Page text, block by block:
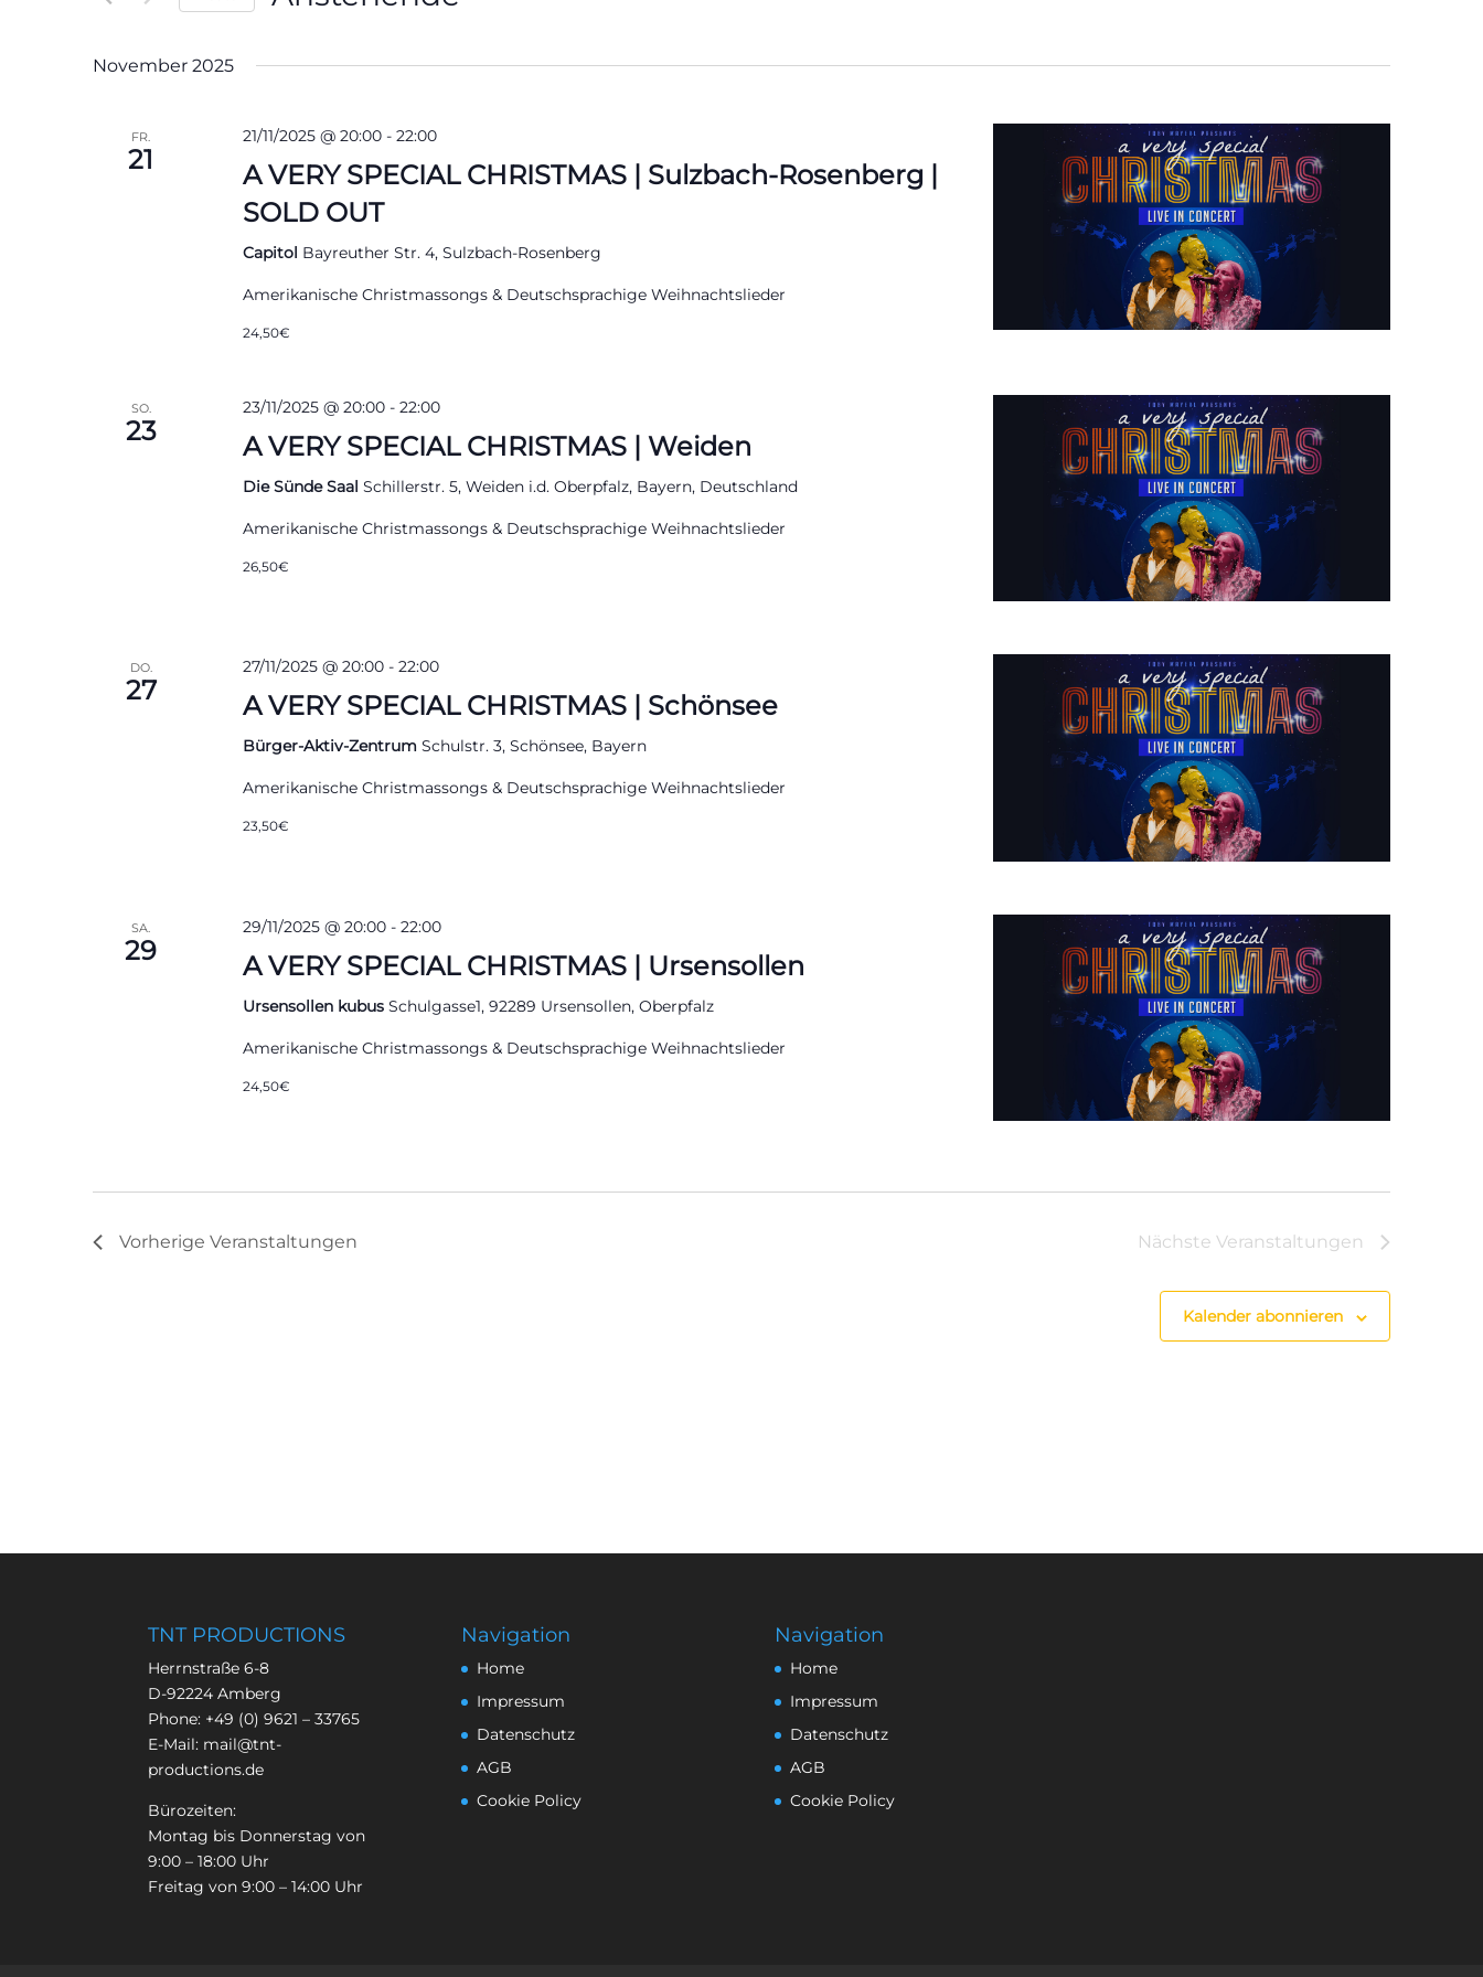
November 2025
FR.
21
21/11/2025 @ 20:00- 22:00
A VERY SPECIAL CHRISTMAS | Sulzbach-Rosenberg |
SOLD OUT
Capitol Bayreuther Str. 4, Sulzbach-Rosenberg
Amerikanische Christmassongs & Deutschsprachige Weihnachtslieder
24,50€
SO.
23
23/11/2025 @ 20:00- 22:00
A VERY SPECIAL CHRISTMAS | Weiden
Die Sünde Saal Schillerstr. 5, Weiden i.d. Oberpfalz, Bayern, Deutschland
Amerikanische Christmassongs & Deutschsprachige Weihnachtslieder
26,50€
DO.
27
27/11/2025 @ 20:00- 22:00
A VERY SPECIAL CHRISTMAS | Schönsee
Bürger-Aktiv-Zentrum Schulstr. 3, Schönsee, Bayern
Amerikanische Christmassongs & Deutschsprachige Weihnachtslieder
23,50€
SA.
29
29/11/2025 @ 20:00- 22:00
A VERY SPECIAL CHRISTMAS | Ursensollen
Ursensollen kubus Schulgasse1, 92289 Ursensollen, Oberpfalz
Amerikanische Christmassongs & Deutschsprachige Weihnachtslieder
24,50€
Vorherige Veranstaltungen Nächste Veranstaltungen
Kalender abonnieren
TNT PRODUCTIONS
Herrnstraße 6-8
D-92224 Amberg
Phone: +49 (0) 9621 – 33765
E-Mail: mail@tnt-
productions.de
Bürozeiten:
Montag bis Donnerstag von
9:00 – 18:00 Uhr
Freitag von 9:00 – 14:00 Uhr
Navigation
Home
Impressum
Datenschutz
AGB
Cookie Policy
Navigation
Home
Impressum
Datenschutz
AGB
Cookie Policy